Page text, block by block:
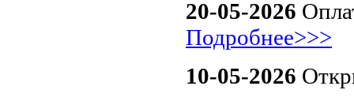
20-05-2026
Подробнее>>>
10-05-2026